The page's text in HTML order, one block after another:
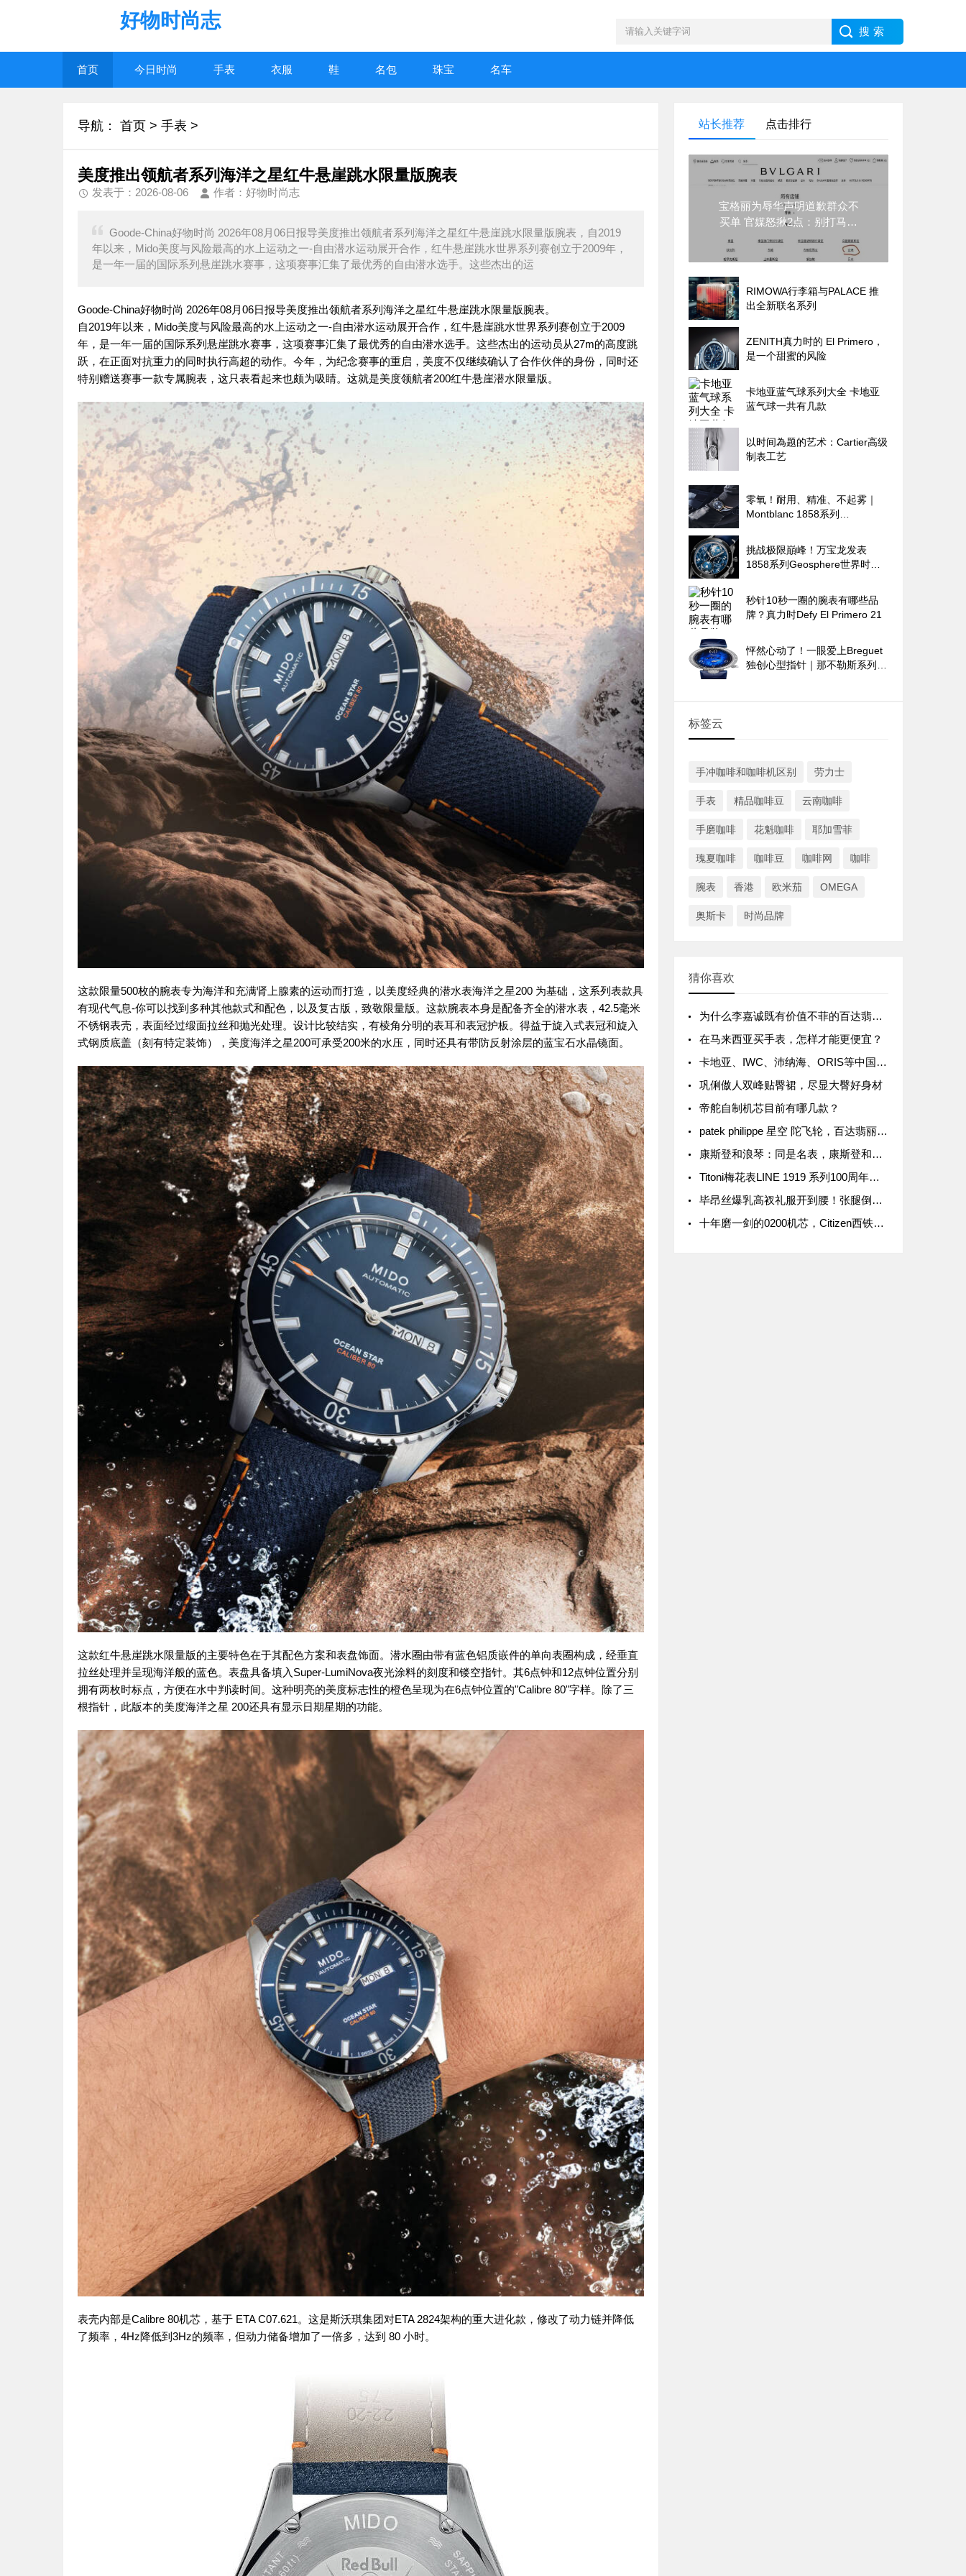
好物时尚志
首页 今日时尚 手表 衣服 鞋 名包 珠宝 名车
导航： 首页 > 手表 >
美度推出领航者系列海洋之星红牛悬崖跳水限量版腕表
发表于：2026-08-06 作者：好物时尚志
Goode-China好物时尚 2026年08月06日报导美度推出领航者系列海洋之星红牛悬崖跳水限量版腕表，自2019
年以来，Mido美度与风险最高的水上运动之一-自由潜水运动展开合作，红牛悬崖跳水世界系列赛创立于2009年，
是一年一届的国际系列悬崖跳水赛事，这项赛事汇集了最优秀的自由潜水选手。这些杰出的运
Goode-China好物时尚 2026年08月06日报导美度推出领航者系列海洋之星红牛悬崖跳水限量版腕表。
自2019年以来，Mido美度与风险最高的水上运动之一-自由潜水运动展开合作，红牛悬崖跳水世界系列赛创立于2009
年，是一年一届的国际系列悬崖跳水赛事，这项赛事汇集了最优秀的自由潜水选手。这些杰出的运动员从27m的高度跳
跃，在正面对抗重力的同时执行高超的动作。今年，为纪念赛事的重启，美度不仅继续确认了合作伙伴的身份，同时还
特别赠送赛事一款专属腕表，这只表看起来也颇为吸睛。这就是美度领航者200红牛悬崖潜水限量版。
这款限量500枚的腕表专为海洋和充满肾上腺素的运动而打造，以美度经典的潜水表海洋之星200 为基础，这系列表款具
有现代气息-你可以找到多种其他款式和配色，以及复古版，致敬限量版。这款腕表本身是配备齐全的潜水表，42.5毫米
不锈钢表壳，表面经过缎面拉丝和抛光处理。设计比较结实，有棱角分明的表耳和表冠护板。得益于旋入式表冠和旋入
式钢质底盖（刻有特定装饰），美度海洋之星200可承受200米的水压，同时还具有带防反射涂层的蓝宝石水晶镜面。
这款红牛悬崖跳水限量版的主要特色在于其配色方案和表盘饰面。潜水圈由带有蓝色铝质嵌件的单向表圈构成，经垂直
拉丝处理并呈现海洋般的蓝色。表盘具备填入Super-LumiNova夜光涂料的刻度和镂空指针。其6点钟和12点钟位置分别
拥有两枚时标点，方便在水中判读时间。这种明亮的美度标志性的橙色呈现为在6点钟位置的"Calibre 80"字样。除了三
根指针，此版本的美度海洋之星 200还具有显示日期星期的功能。
表壳内部是Calibre 80机芯，基于 ETA C07.621。这是斯沃琪集团对ETA 2824架构的重大进化款，修改了动力链并降低
了频率，4Hz降低到3Hz的频率，但动力储备增加了一倍多，达到 80 小时。
站长推荐 点击排行
宝格丽为辱华声明道歉群众不
买单 官媒怒揪2点：别打马虎
RIMOWA行李箱与PALACE 推
出全新联名系列
ZENITH真力时的 El Primero，
是一个甜蜜的风险
卡地亚蓝气球系列大全 卡地亚
蓝气球一共有几款
以时间為题的艺术：Cartier高级
制表工艺
零氧！耐用、精准、不起雾｜
Montblanc 1858系列
表的极限探险魂
挑战极限巔峰！万宝龙发表
1858系列Geosphere世界时间
秒针10秒一圈的腕表有哪些品
牌？真力时Defy El Primero 21
怦然心动了！一眼爱上Breguet
独创心型指针｜那不勒斯系列
标签云
手冲咖啡和咖啡机区别 劳力士
手表 精品咖啡豆 云南咖啡
手磨咖啡 花魁咖啡 耶加雪菲
瑰夏咖啡 咖啡豆 咖啡网 咖啡
腕表 香港 欧米茄 OMEGA
奥斯卡 时尚品牌
猜你喜欢
为什么李嘉诚既有价值不菲的百达翡丽，也戴几千块钱的电子表？
在马来西亚买手表，怎样才能更便宜？
卡地亚、IWC、沛纳海、ORIS等中国涨价，最高涨幅15%
巩俐傲人双峰贴臀裙，尽显大臀好身材
帝舵自制机芯目前有哪几款？
patek philippe 星空 陀飞轮，百达翡丽6002G天文陀飞轮
康斯登和浪琴：同是名表，康斯登和浪琴究竟有何区别？
Titoni梅花表LINE 1919 系列100周年纪念款价格介绍
毕昂丝爆乳高衩礼服开到腰！张腿倒出巨胸、三角洲网暴动
十年磨一剑的0200机芯，Citizen西铁城发布全新高级腕表